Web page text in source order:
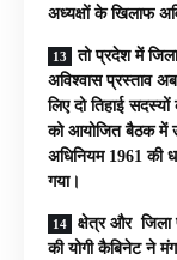
अध्यक्षों के खिलाफ
तो प्रदेश में
अविश्वास प्रस्ताव
लिए दो तिहाई
को आयोजित बैठक में
अधिनियम 1961 की
गया।
क्षेत्र और जिला
की योगी कैबिनेट ने